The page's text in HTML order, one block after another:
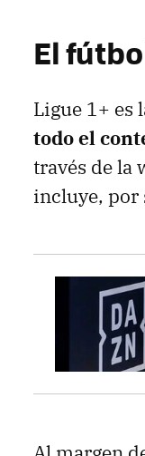
El
Ligue 1+ es
todo el
través de la
incluye, por